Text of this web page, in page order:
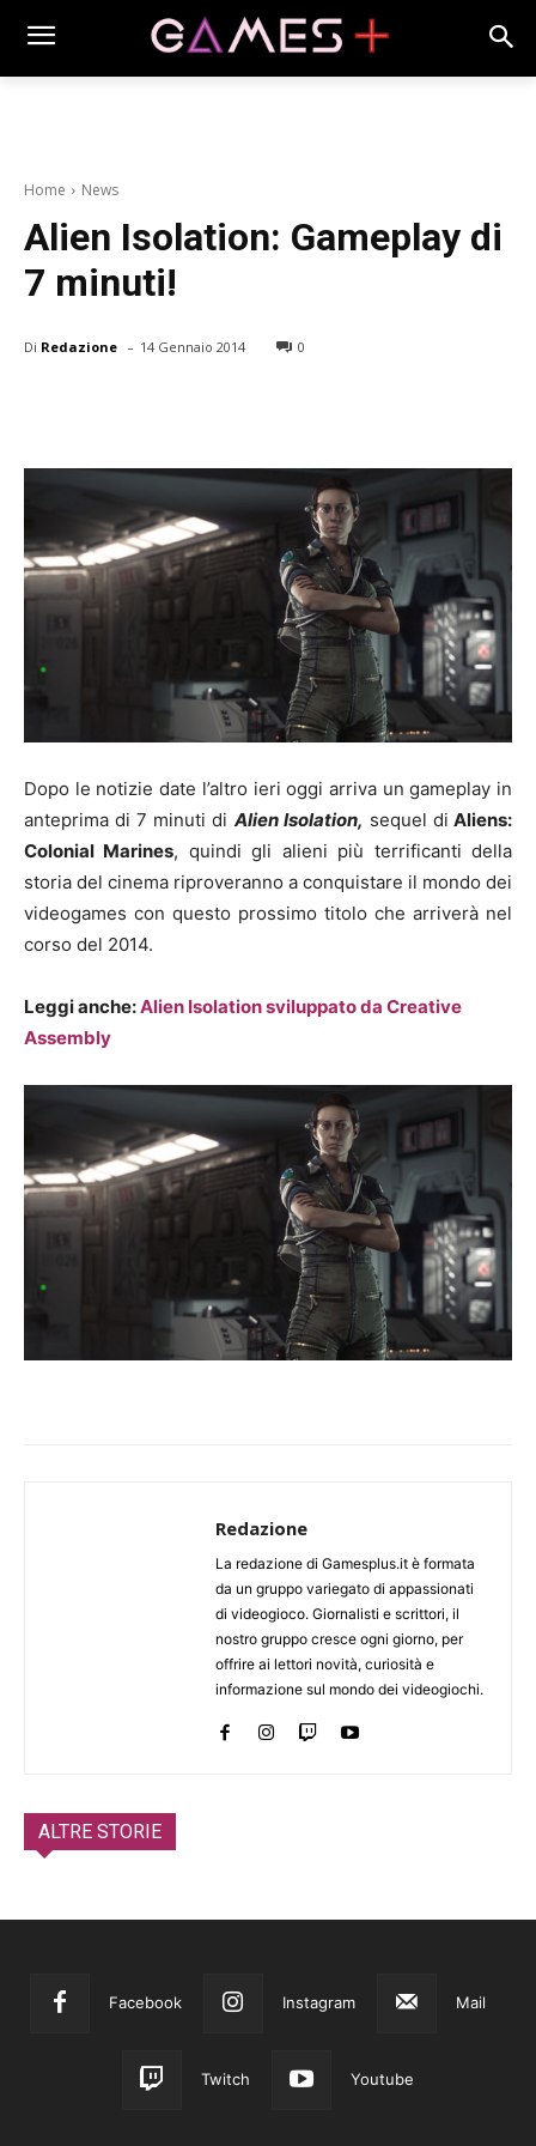
Home News
Alien Isolation: Gameplay di
7 minuti!
Di Redazione - 14 Gennaio 2014 0
Dopo le notizie date l’altro ieri oggi arriva un gameplay in
anteprima di 7 minuti di Alien Isolation, sequel di Aliens:
Colonial Marines, quindi gli alieni più terrificanti della
storia del cinema riproveranno a conquistare il mondo dei
videogames con questo prossimo titolo che arriverà nel
corso del 2014.
Leggi anche:Alien Isolation sviluppato da Creative
Assembly
Redazione
La redazione di Gamesplus.it è formata
da un gruppo variegato di appassionati
di videogioco. Giornalisti e scrittori, il
nostro gruppo cresce ogni giorno, per
offrire ai lettori novità, curiosità e
informazione sul mondo dei videogiochi.
ALTRE STORIE
Facebook Instagram Mail
Twitch Youtube